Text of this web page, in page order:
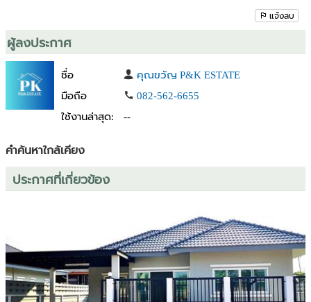
แจ้งลบ
ผู้ลงประกาศ
ชื่อ
คุณขวัญ P&K ESTATE
มือถือ
082-562-6655
ใช้งานล่าสุด:
--
คำค้นหาใกล้เคียง
ประกาศที่เกี่ยวข้อง